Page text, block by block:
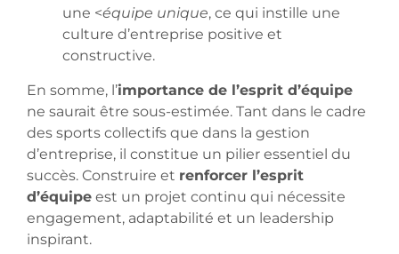
une <équipe unique, ce qui instille une
culture d’entreprise positive et
constructive.
En somme, l’importance de l’esprit d’équipe
ne saurait être sous-estimée. Tant dans le cadre
des sports collectifs que dans la gestion
d’entreprise, il constitue un pilier essentiel du
succès. Construire et renforcer l’esprit
d’équipe est un projet continu qui nécessite
engagement, adaptabilité et un leadership
inspirant.